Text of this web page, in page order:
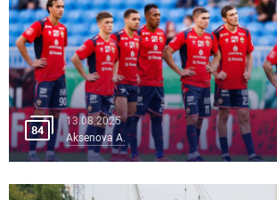
84
13.08.2025
Aksenova A.